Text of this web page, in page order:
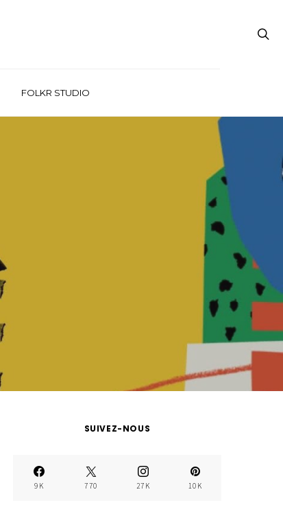
FOLKR STUDIO
SUIVEZ-NOUS
9K 770 27K 10K